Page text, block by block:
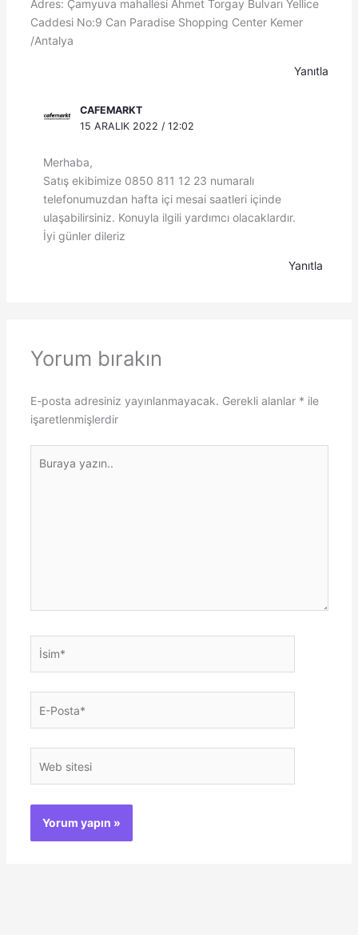
Adres: Çamyuva mahallesi Ahmet Torgay Bulvarı Yellice
Caddesi No:9 Can Paradise Shopping Center Kemer
/Antalya
Yanıtla
CAFEMARKT
15 ARALIK 2022 / 12:02
Merhaba,
Satış ekibimize 0850 811 12 23 numaralı
telefonumuzdan hafta içi mesai saatleri içinde
ulaşabilirsiniz. Konuyla ilgili yardımcı olacaklardır.
İyi günler dileriz
Yanıtla
Yorum bırakın
E-posta adresiniz yayınlanmayacak. Gerekli alanlar * ile
işaretlenmişlerdir
yazın..
Posta*
sitesi